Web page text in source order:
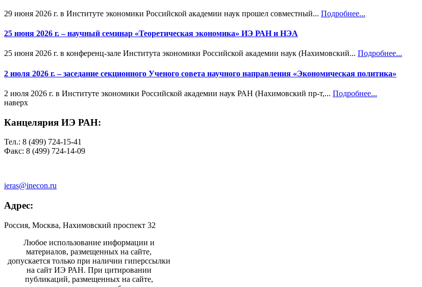
29 июня 2026 г. в Институте экономики Российской академии наук прошел совместный... Подробнее...
25 июня 2026 г. – научный семинар «Теоретическая экономика» ИЭ РАН и НЭА
25 июня 2026 г. в конференц-зале Института экономики Российской академии наук (Нахимовский... Подробнее...
2 июля 2026 г. – заседание секционного Ученого совета научного направления «Экономическая политика»
2 июля 2026 г. в Институте экономики Российской академии наук РАН (Нахимовский пр-т,... Подробнее...
наверх
Канцелярия ИЭ РАН:
Тел.: 8 (499) 724-15-41
Факс: 8 (499) 724-14-09
ieras@inecon.ru
Адрес:
Россия, Москва, Нахимовский проспект 32
Любое использование информации и
материалов, размещенных на сайте,
допускается только при наличии гиперссылки
на сайт ИЭ РАН. При цитировании
публикаций, размещенных на сайте,